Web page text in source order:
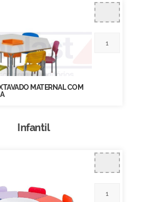
MATERNAL COM
Infantil